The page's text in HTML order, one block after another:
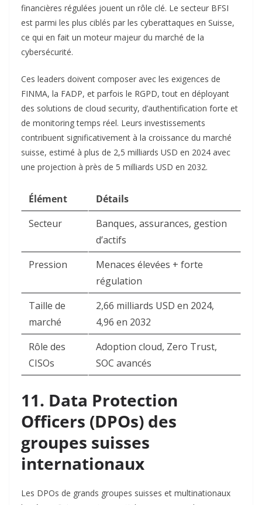
financières régulées jouent un rôle clé. Le secteur BFSI
est parmi les plus ciblés par les cyberattaques en Suisse,
ce qui en fait un moteur majeur du marché de la
cybersécurité.​
Ces leaders doivent composer avec les exigences de
FINMA, la FADP, et parfois le RGPD, tout en déployant
des solutions de cloud security, d’authentification forte et
de monitoring temps réel. Leurs investissements
contribuent significativement à la croissance du marché
suisse, estimé à plus de 2,5 milliards USD en 2024 avec
une projection à près de 5 milliards USD en 2032.​
Élément
Détails
Secteur
Banques, assurances, gestion
d’actifs ​
Pression
Menaces élevées + forte
régulation ​
Taille de
marché
2,66 milliards USD en 2024,
4,96 en 2032 ​
Rôle des
CISOs
Adoption cloud, Zero Trust,
SOC avancés ​
11. Data Protection
Officers (DPOs) des
groupes suisses
internationaux
Les DPOs de grands groupes suisses et multinationaux